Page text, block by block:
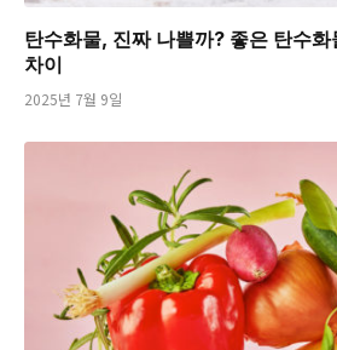
탄수화물, 진짜 나쁠까? 좋은 탄수
차이
2025년 7월 9일